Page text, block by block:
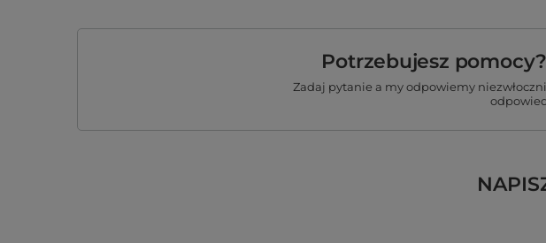
Potrzebujesz
Zadaj pytanie a my odpowiemy